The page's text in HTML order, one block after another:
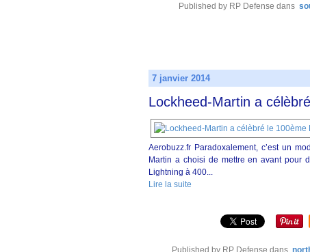
Published by RP Defense dans
7 janvier 2014
Lockheed-Martin a
Aerobuzz.fr Paradoxalement, c’est un
Martin a choisi de mettre en avant pour
Lightning à 400...
Lire la suite
Published by RP Defense dans